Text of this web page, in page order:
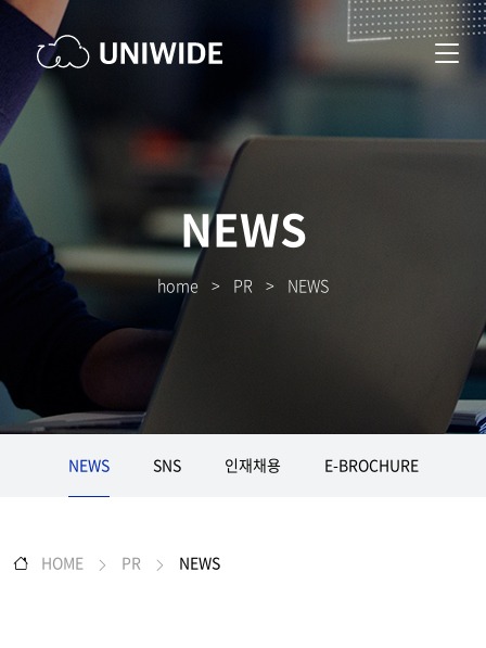
NEWS
home > PR > NEWS
NEWS SNS 인재채용 E-BROCHURE
HOME PR NEWS